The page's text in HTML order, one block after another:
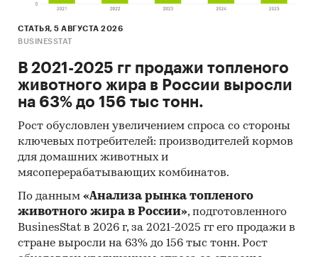
СТАТЬЯ, 5 АВГУСТА 2026
BUSINESSTAT
В 2021-2025 гг продажи топленого
животного жира в России выросли
на 63% до 156 тыс тонн.
Рост обусловлен увеличением спроса со стороны
ключевых потребителей: производителей кормов
для домашних животных и
мясоперерабатывающих комбинатов.
По данным «Анализа рынка топленого
животного жира в России», подготовленного
BusinesStat в 2026 г, за 2021-2025 гг его продажи в
стране выросли на 63% до 156 тыс тонн. Рост